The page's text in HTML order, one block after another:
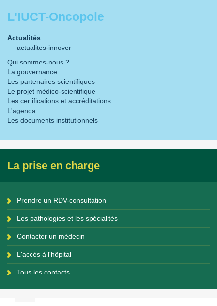
L'IUCT-Oncopole
Actualités
actualites-innover
Qui sommes-nous ?
La gouvernance
Les partenaires scientifiques
Le projet médico-scientifique
Les certifications et accréditations
L'agenda
Les documents institutionnels
La prise en charge
Prendre un RDV-consultation
Les pathologies et les spécialités
Contacter un médecin
L'accès à l'hôpital
Tous les contacts